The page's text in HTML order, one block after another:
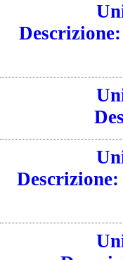
Descrizione:
Descrizione: